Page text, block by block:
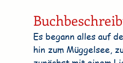
Es begann alles auf
hin zum Müggelsee,